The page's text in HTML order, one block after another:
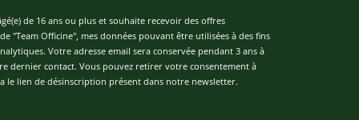
de 16 ans ou plus et souhaite recevoir des offres
"Team Officine", mes données pouvant être utilisées à des fins
Votre adresse email sera conservée pendant 3 ans à
dernier contact. Vous pouvez retirer votre consentement à
le lien de désinscription présent dans notre newsletter.